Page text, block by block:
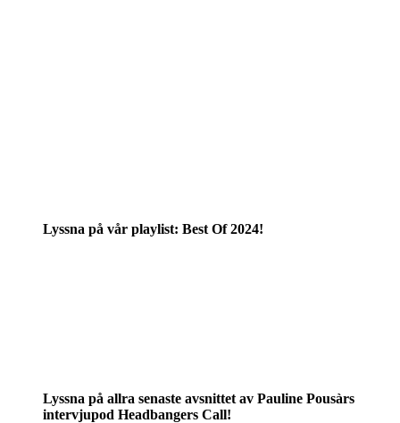
Lyssna på vår playlist: Best Of 2024!
Lyssna på allra senaste avsnittet av Pauline Pousàrs
intervjupod Headbangers Call!